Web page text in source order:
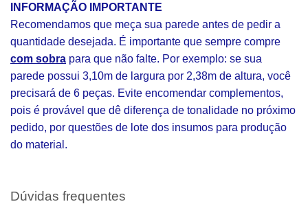
INFORMAÇÃO IMPORTANTE
Recomendamos que meça sua parede antes de pedir a
quantidade desejada. É importante que sempre compre
com sobra para que não falte. Por exemplo: se sua
parede possui 3,10m de largura por 2,38m de altura, você
precisará de 6 peças. Evite encomendar complementos,
pois é provável que dê diferença de tonalidade no próximo
pedido, por questões de lote dos insumos para produção
do material.
Dúvidas frequentes